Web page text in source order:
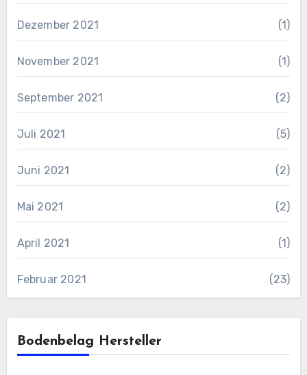
Dezember 2021 (1)
November 2021 (1)
September 2021 (2)
Juli 2021 (5)
Juni 2021 (2)
Mai 2021 (2)
April 2021 (1)
Februar 2021 (23)
Bodenbelag Hersteller